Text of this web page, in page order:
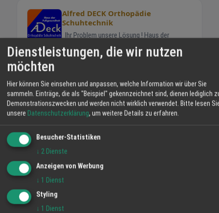
Alfred DECK Orthopädie
Schuhtechnik
Fußgesundheit.
WEITERE ANGEBOTE
Allpresan Cremeschäume
Angebot
LaVita
Angebot
Dienstleistungen, die wir nutzen
möchten
Hier können Sie einsehen und anpassen, welche Information wir über Sie
sammeln. Einträge, die als "Beispiel" gekennzeichnet sind, dienen lediglich
Demonstrationszwecken und werden nicht wirklich verwendet. Bitte lesen
unsere Datenschutzerklärung, um weitere Details zu erfahren.
Besucher-Statistiken
↓ 2 Dienste
Anzeigen von Werbung
↓ 1 Dienst
Styling
↓ 1 Dienst